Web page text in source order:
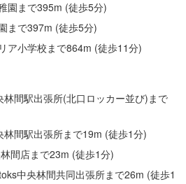
園まで395m (徒歩5分)
まで397m (徒歩5分)
ア小学校まで864m (徒歩11分)
間駅出張所(北口ロッカー並び)まで
間駅出張所まで19m (徒歩1分)
間店まで23m (徒歩1分)
中央林間共同出張所まで26m (徒歩1